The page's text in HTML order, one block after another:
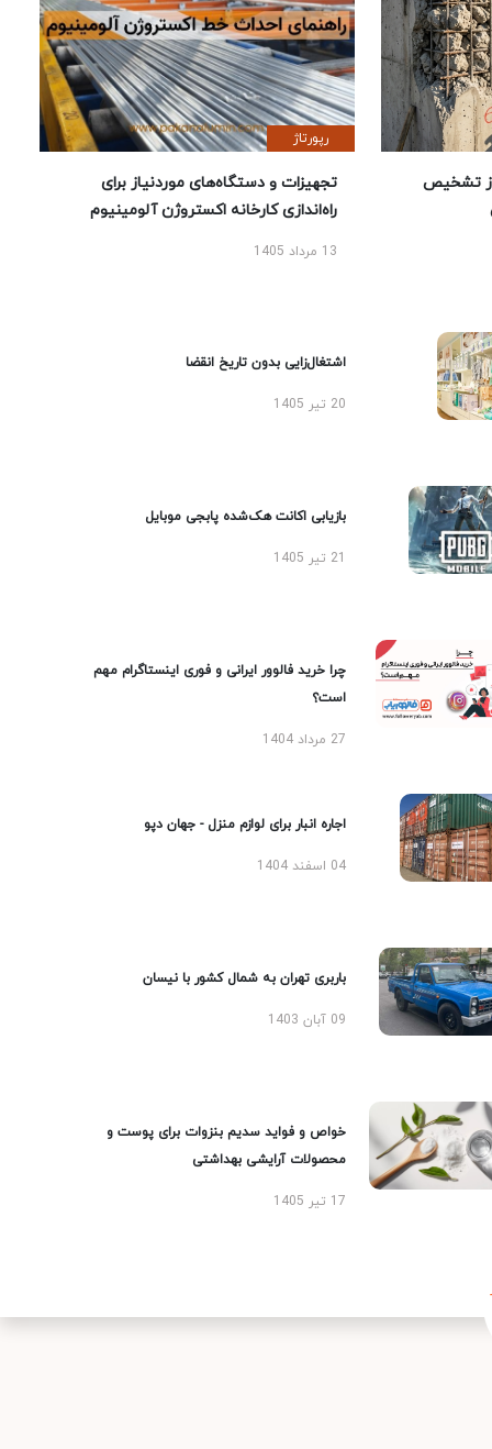
تشخیص
رپورتاژ
تجهیزات و دستگاه‌های موردنیاز برای
راه‌اندازی کارخانه اکستروژن آلومینیوم
13 مرداد 1405
اشتغال‌زایی بدون تاریخ انقضا
20 تیر 1405
بازیابی اکانت هک‌شده پابجی موبایل
چرا خرید فالوور ایرانی و فوری اینستاگرام مهم
است؟
27 مرداد 1404
اجاره انبار برای لوازم منزل - جهان دپو
04 اسفند 1404
باربری تهران به شمال کشور با نیسان
09 آبان 1403
خواص و فواید سدیم بنزوات برای پوست و
محصولات آرایشی بهداشتی
17 تیر 1405